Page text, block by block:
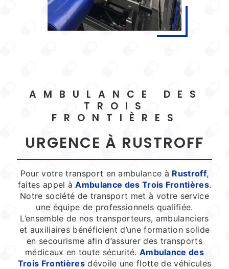
AMBULANCE DES
TROIS
FRONTIÈRES
URGENCE À RUSTROFF
Pour votre transport en ambulance à Rustroff,
faites appel àAmbulance des Trois Frontières.
Notre société de transport met à votre service
une équipe de professionnels qualifiée.
L’ensemble de nos transporteurs, ambulanciers
et auxiliaires bénéficient d’une formation solide
en secourisme afin d’assurer des transports
médicaux en toute sécurité. Ambulance des
Trois Frontièresdévoile une flotte de véhicules